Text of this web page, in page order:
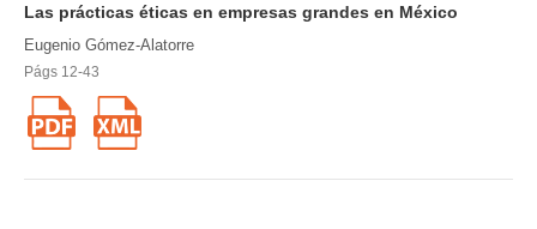
Las prácticas éticas en empresas grandes en México
Eugenio Gómez-Alatorre
Págs 12-43